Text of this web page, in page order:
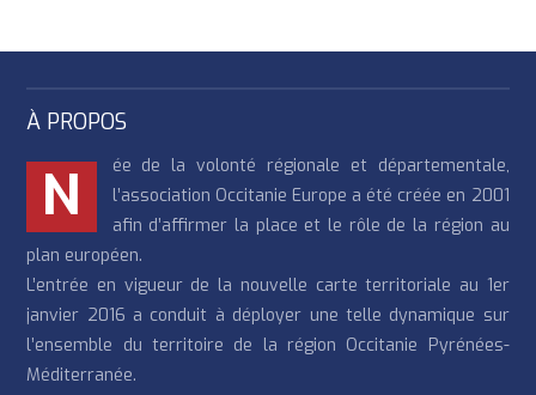
À PROPOS
N
ée de la volonté régionale et départementale,
l’association Occitanie Europe a été créée en 2001
afin d’affirmer la place et le rôle de la région au
plan européen.
L’entrée en vigueur de la nouvelle carte territoriale au 1er
janvier 2016 a conduit à déployer une telle dynamique sur
l’ensemble du territoire de la région Occitanie Pyrénées-
Méditerranée.